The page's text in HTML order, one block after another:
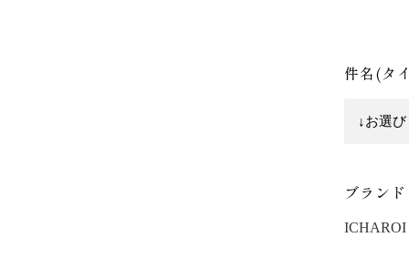
件名(タ
ブランド
ICHAROI